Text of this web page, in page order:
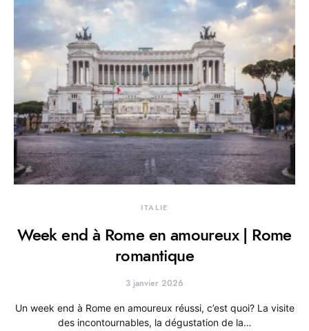
ITALIE
Week end à Rome en amoureux | Rome
romantique
3 janvier 2026
Un week end à Rome en amoureux réussi, c’est quoi? La visite
des incontournables, la dégustation de la…